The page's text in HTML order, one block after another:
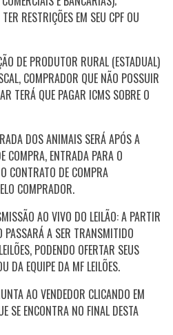
RESTRIÇÕES EM SEU CPF OU
DE PRODUTOR RURAL (ESTADUAL)
COMPRADOR QUE NÃO POSSUIR
TERÁ QUE PAGAR ICMS SOBRE O
DOS ANIMAIS SERÁ APÓS A
COMPRA, ENTRADA PARA O
CONTRATO DE COMPRA
COMPRADOR.
AO VIVO DO LEILÃO: A PARTIR
A SER TRANSMITIDO
PODENDO OFERTAR SEUS
DA EQUIPE DA MF LEILÕES.
AO VENDEDOR CLICANDO EM
SE ENCONTRA NO FINAL DESTA